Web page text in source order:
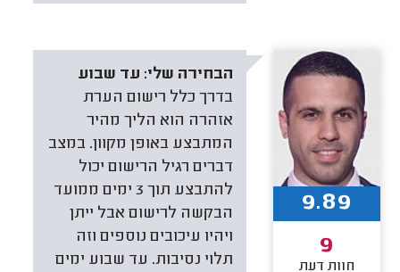
הבחירה שלי: עד שבוע
בדרך כלל רישום הערת
אזהרה הוא הליך מהיר
המתבצע באופן מקוון. במצב
דברים רגיל הרישום יכול
להתבצע תוך 3 ימים ממועד
הבקשה לרישום אבל ייתן
ויהיו עיכובים נוספים וזה
תלוי נסיבות. עד שבוע ימים
9.89
9
חוות דעת